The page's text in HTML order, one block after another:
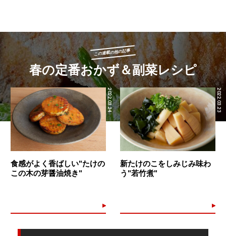
この連載の他の記事
春の定番おかず＆副菜レシピ
2022.03.24
食感がよく香ばしい"たけの
この木の芽醤油焼き"
2022.03.23
新たけのこをしみじみ味わ
う"若竹煮"